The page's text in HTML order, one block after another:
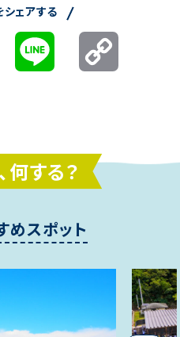
ェアする
何する？
めスポット